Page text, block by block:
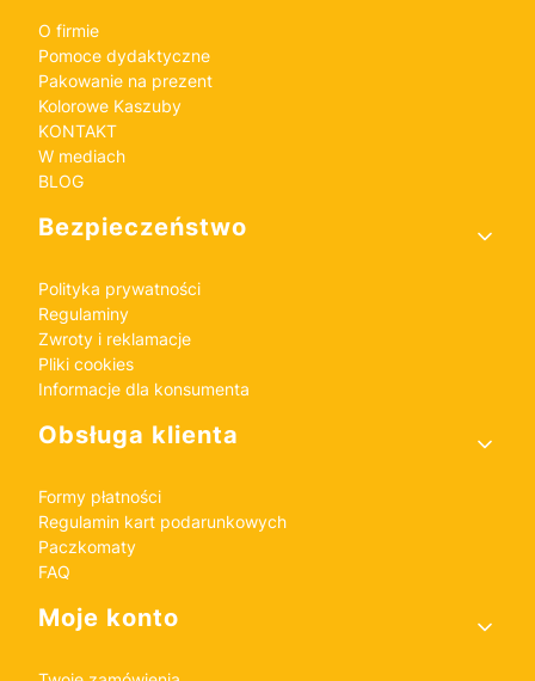
O firmie
Pomoce dydaktyczne
Pakowanie na prezent
Kolorowe Kaszuby
KONTAKT
W mediach
BLOG
Bezpieczeństwo
Polityka prywatności
Regulaminy
Zwroty i reklamacje
Pliki cookies
Informacje dla konsumenta
Obsługa klienta
Formy płatności
Regulamin kart podarunkowych
Paczkomaty
FAQ
Moje konto